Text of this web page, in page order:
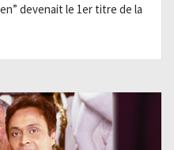
devenait le 1er titre de la